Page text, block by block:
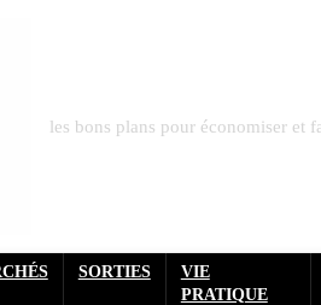
les bons plans pour économiser et
SORTIES
VIE
PRATIQUE